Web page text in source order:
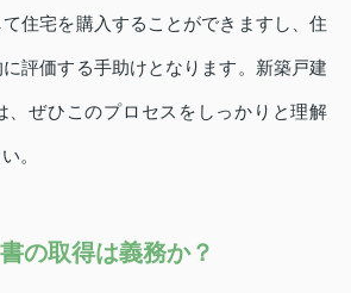
住宅を購入することができますし、住
評価する手助けとなります。新築戸建
、ぜひこのプロセスをしっかりと理解
。
の取得は義務か？